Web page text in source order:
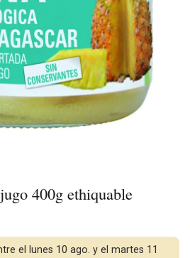
400g ethiquable
el lunes 10 ago. y el martes 11